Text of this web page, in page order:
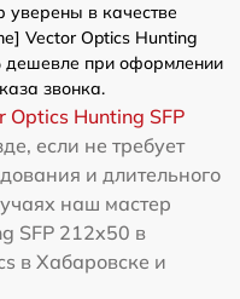
уверены в качестве
Vector Optics Hunting
дешевле при оформлении
звонка.
Optics Hunting SFP
если не требует
и длительного
наш мастер
SFP 212x50 в
в Хабаровске и